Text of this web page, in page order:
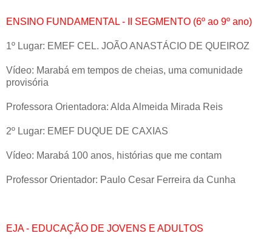
ENSINO FUNDAMENTAL - II SEGMENTO (6º ao 9º ano)
1º Lugar: EMEF CEL. JOÃO ANASTÁCIO DE QUEIROZ
Vídeo: Marabá em tempos de cheias, uma comunidade
provisória
Professora Orientadora: Alda Almeida Mirada Reis
2º Lugar: EMEF DUQUE DE CAXIAS
Vídeo: Marabá 100 anos, histórias que me contam
Professor Orientador: Paulo Cesar Ferreira da Cunha
EJA - EDUCAÇÃO DE JOVENS E ADULTOS